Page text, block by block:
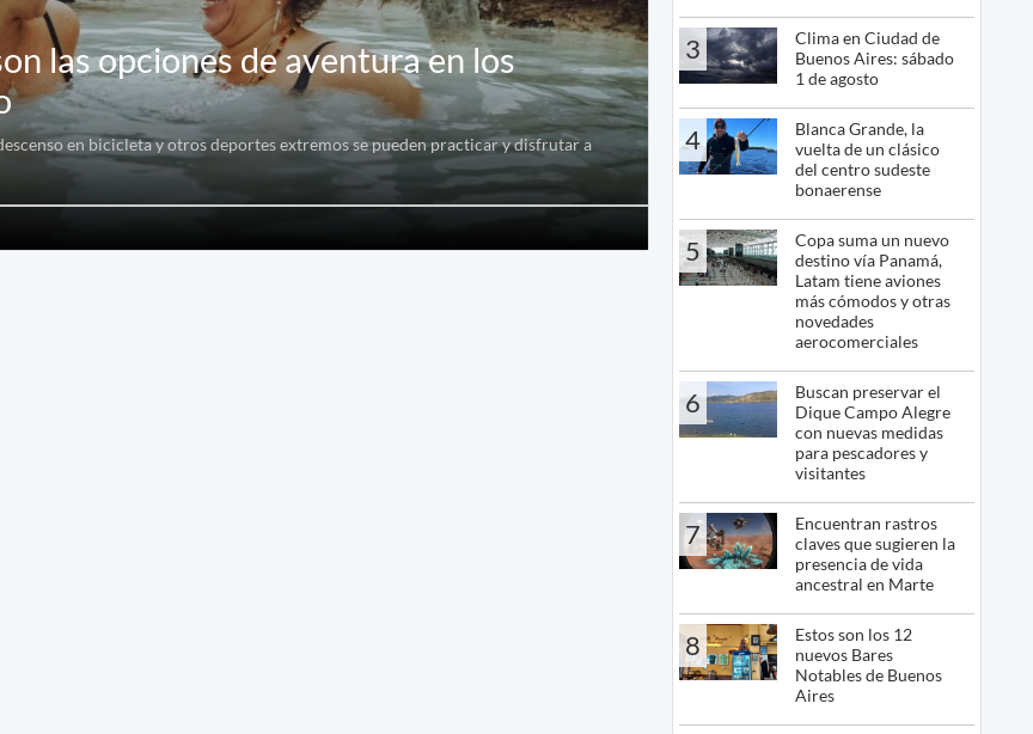
las opciones de aventura en los
en bicicleta y otros deportes extremos se pueden practicar y disfrutar a
3
Clima en Ciudad de
Buenos Aires: sábado
1 de agosto
4
Blanca Grande, la
vuelta de un clásico
del centro sudeste
bonaerense
5
Copa suma un nuevo
destino vía Panamá,
Latam tiene aviones
más cómodos y otras
novedades
aerocomerciales
6
Buscan preservar el
Dique Campo Alegre
con nuevas medidas
para pescadores y
visitantes
7
Encuentran rastros
claves que sugieren la
presencia de vida
ancestral en Marte
8
Estos son los 12
nuevos Bares
Notables de Buenos
Aires